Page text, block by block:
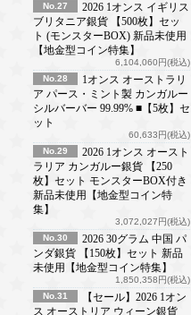
No.27
2026 1オンス イギリス
ブリタニア銀貨 【500枚】セッ
ト (モンスターBOX) 新品未使用
【地金型コイン特集】
6,104,060円(税込)
No.28
1オンス オーストラリ
ア パース・ミント製 カンガルー
シルバーバー 99.99% ■【5枚】セ
ット
60,633円(税込)
No.29
2026 1オンス オースト
ラリア カンガルー銀貨 【250
枚】セット モンスターBOX付き
新品未使用【地金型コイン特
集】
3,072,027円(税込)
No.30
2026 30グラム 中国 パ
ンダ銀貨 【150枚】セット 新品
未使用【地金型コイン特集】
1,850,358円(税込)
No.31
【セール】2026 1オン
ス オーストリア ウィーン銀貨